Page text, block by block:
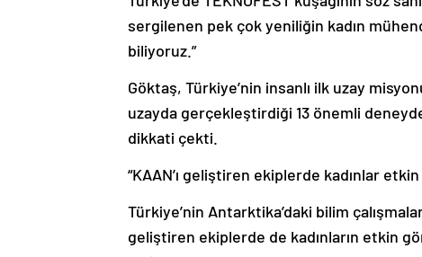
sergilenen pek çok yeniliğin kadın
biliyoruz.”
uzayda gerçekleştirdiği 13 önemli
dikkati çekti.
geliştiren ekiplerde de kadınların etkin
etti: